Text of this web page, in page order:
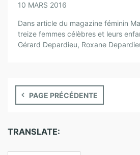
10 MARS 2016
Dans article du magazine féminin
treize femmes célèbres et leurs
Gérard Depardieu, Roxane
PAGE PRÉCÉDENTE
TRANSLATE: